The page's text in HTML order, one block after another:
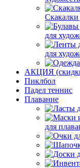
Скакалки
для
для
АКЦИЯ (скидки
Пиклбол
Падел теннис
Плавание
для